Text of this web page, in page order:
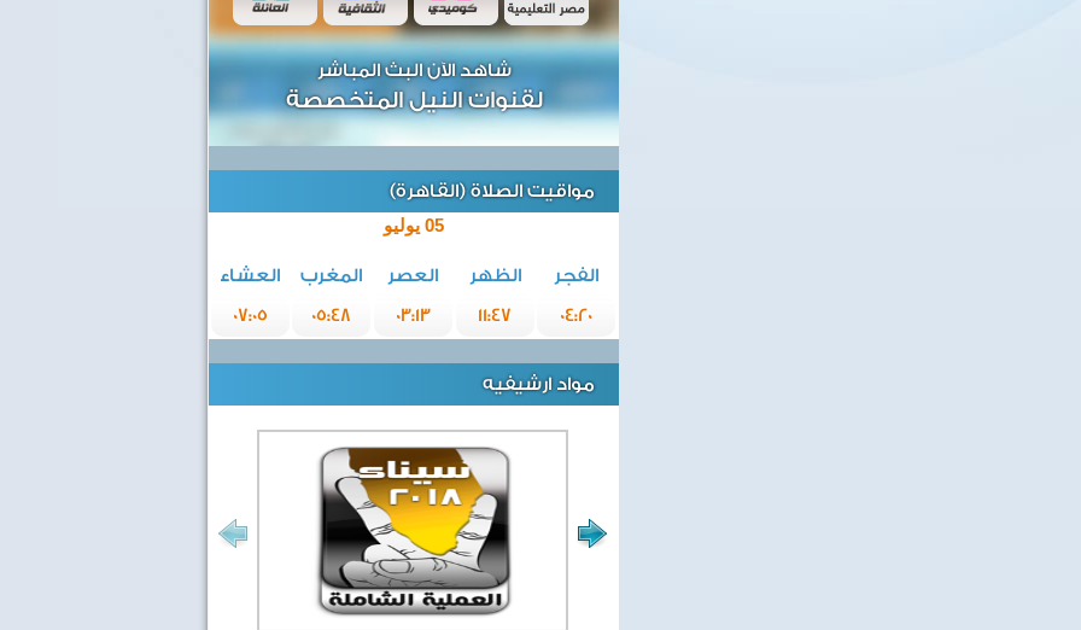
شاهد الآن البث المباشر
لقنوات النيل المتخصصة
مواقيت الصلاة (القاهرة)
05 يوليو
الفجر الظهر العصر المغرب
العشاء
04:20
11:47
03:13
05:48
07:05
مواد ارشيفيه